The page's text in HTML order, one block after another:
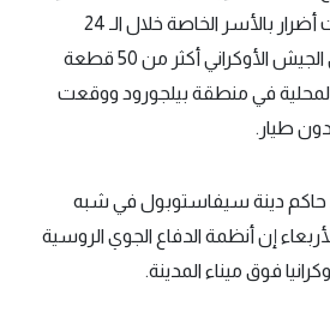
مدنيًا وقتل واحد ولحقت أضرار بالأسر الخاصة خلال الـ 24
ساعة الماضية إذ أطلق الجيش الأوكراني أكثر من 50 قطعة
في منطقة بيلجورود ووقعت
طيار.
حاكم دينة سيفاستوبول في شبه
إن أنظمة الدفاع الجوي الروسية
فوق ميناء المدينة.